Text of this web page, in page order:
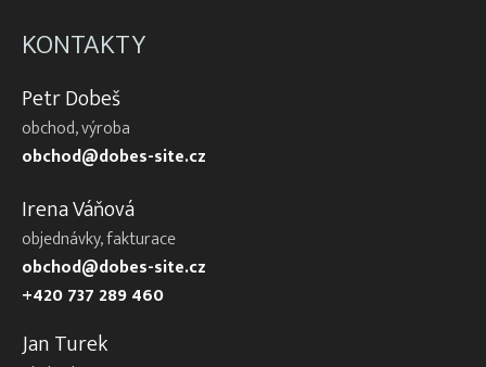
KONTAKTY
Petr Dobeš
obchod, výroba
obchod@dobes-site.cz
Irena Váňová
objednávky, fakturace
obchod@dobes-site.cz
+420 737 289 460
Jan Turek